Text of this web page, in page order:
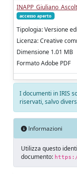
accesso aperto
Tipologia: Versione
Licenza: Creative
Dimensione 1.01 MB
Formato Adobe PDF
I documenti in IRIS
riservati, salvo
Informazioni
Utilizza questo
documento: